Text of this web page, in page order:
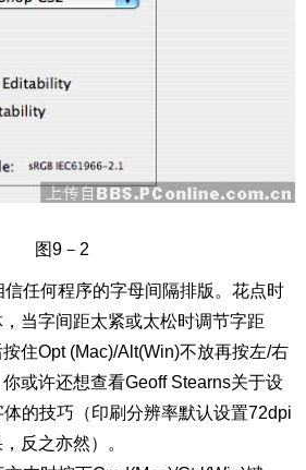
图9－2
何程序的字母间隔排版。花点时
当字间距太紧或太松时调节字距
按住Opt (Mac)/Alt(Win)不放再按左/右
或许还想查看Geoff Stearns关于设
的技巧（印刷分辨率默认设置72dpi
反之亦然）。